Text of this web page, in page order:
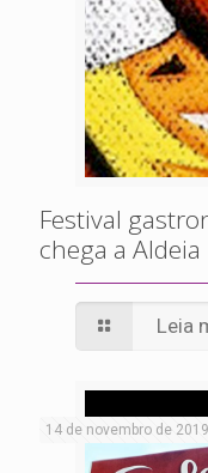
Festival
chega a Aldeia
Leia
14 de novembro de 2019